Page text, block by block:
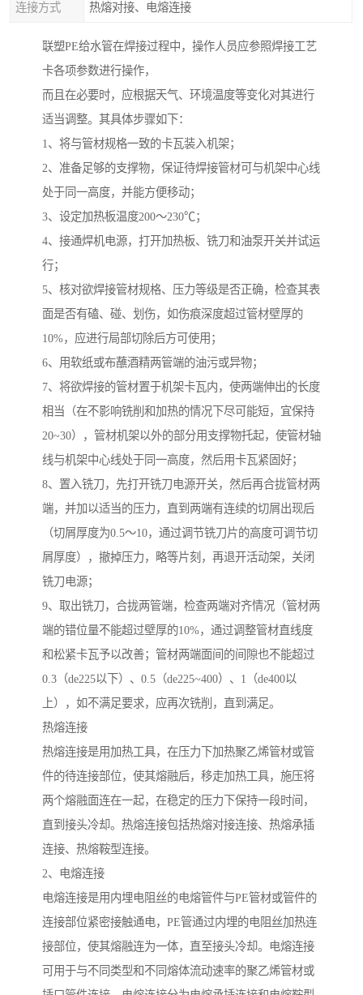
连接方式 热熔对接、电熔连接
联塑PE给水管在焊接过程中，操作人员应参照焊接工艺
卡各项参数进行操作，
而且在必要时，应根据天气、环境温度等变化对其进行
适当调整。其具体步骤如下：
1、将与管材规格一致的卡瓦装入机架；
2、准备足够的支撑物，保证待焊接管材可与机架中心线
处于同一高度，并能方便移动；
3、设定加热板温度200～230℃；
4、接通焊机电源，打开加热板、铣刀和油泵开关并试运
行；
5、核对欲焊接管材规格、压力等级是否正确，检查其表
面是否有磕、碰、划伤，如伤痕深度超过管材壁厚的
10%，应进行局部切除后方可使用；
6、用软纸或布蘸酒精两管端的油污或异物；
7、将欲焊接的管材置于机架卡瓦内，使两端伸出的长度
相当（在不影响铣削和加热的情况下尽可能短，宜保持
20~30），管材机架以外的部分用支撑物托起，使管材轴
线与机架中心线处于同一高度，然后用卡瓦紧固好；
8、置入铣刀，先打开铣刀电源开关，然后再合拢管材两
端，并加以适当的压力，直到两端有连续的切屑出现后
（切屑厚度为0.5～10，通过调节铣刀片的高度可调节切
屑厚度），撤掉压力，略等片刻，再退开活动架，关闭
铣刀电源；
9、取出铣刀，合拢两管端，检查两端对齐情况（管材两
端的错位量不能超过壁厚的10%，通过调整管材直线度
和松紧卡瓦予以改善；管材两端面间的间隙也不能超过
0.3（de225以下）、0.5（de225~400）、1（de400以
上），如不满足要求，应再次铣削，直到满足。
热熔连接
热熔连接是用加热工具，在压力下加热聚乙烯管材或管
件的待连接部位，使其熔融后，移走加热工具，施压将
两个熔融面连在一起，在稳定的压力下保持一段时间，
直到接头冷却。热熔连接包括热熔对接连接、热熔承插
连接、热熔鞍型连接。
2、电熔连接
电熔连接是用内埋电阻丝的电熔管件与PE管材或管件的
连接部位紧密接触通电，PE管通过内埋的电阻丝加热连
接部位，使其熔融连为一体，直至接头冷却。电熔连接
可用于与不同类型和不同熔体流动速率的聚乙烯管材或